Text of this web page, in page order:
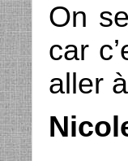
On
car
aller